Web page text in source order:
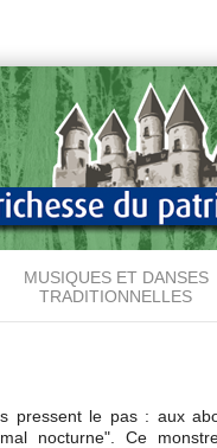
MUSIQUES ET DANSES
TRADITIONNELLES
pressent le pas : aux
nocturne". Ce